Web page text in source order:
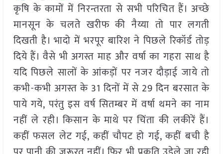
कृषि के कामों में निरन्तरता से सभी परिचित हैं। अच्छे
मानसून के चलते खरीफ की नैय्या तो पार लगती
दिखती है। भादो में भरपूर बारिश ने पिछले रिकॉर्ड तोड़
दिये हैं। वैसे भी अगस्त माह और वर्षा का गहरा साथ है
यदि पिछले सालों के आंकड़ों पर नजर दौड़ाई जाये तो
कभी-कभी अगस्त के 31 दिनों में से 29 दिन बरसात के
पाये गये, परंतु इस वर्ष सितम्बर में वर्षा थमने का नाम
नहीं ले रही। किसान के माथे पर चिंता की लकीरें हैं।
कहीं फसल लेट गई, कहीं चौपट हो गई, कहीं बची है